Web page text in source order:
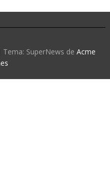
Tema: SuperNews de Acme